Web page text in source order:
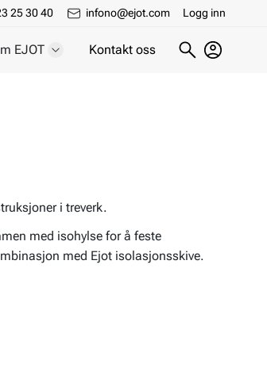
25 30 40 infono@ejot.com Logg inn
EJOT Kontakt oss
i treverk.
med isohylse for å feste
med Ejot isolasjonsskive.